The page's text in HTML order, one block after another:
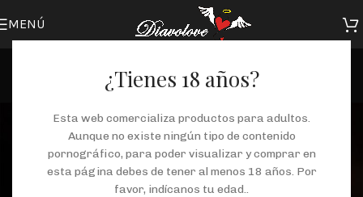
¿Tienes 18 años?
Esta web comercializa productos para adultos.
Aunque no existe ningún tipo de contenido
pornográfico, para poder visualizar y comprar en
esta página debes de tener al menos 18 años. Por
favor, indícanos tu edad..
MENÚ
Preservativos
Categorías
Tienda/COSMETICA/HIGIENE/Preservativos
Mostrando los 4 resultados